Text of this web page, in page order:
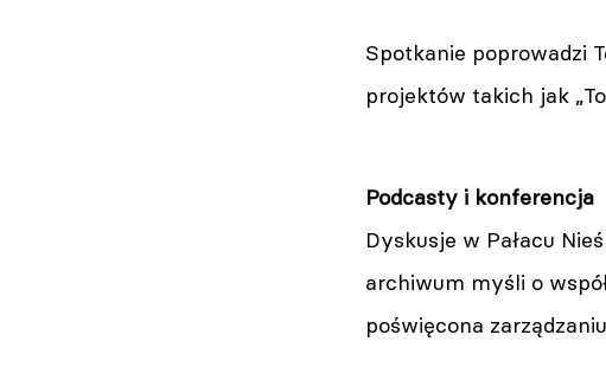
Spotkanie poprowadzi
projektów takich jak
Podcasty i konferencja
Dyskusje w Pałacu
archiwum myśli o
poświęcona